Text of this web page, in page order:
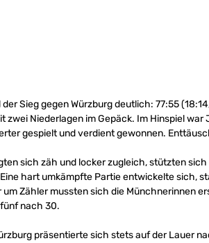
Sieg gegen Würzburg deutlich: 77:55
zwei Niederlagen im Gepäck. Im Hinspiel
gespielt und verdient gewonnen.
sich zäh und locker zugleich, stützten
hart umkämpfte Partie entwickelte sich,
Zähler mussten sich die Münchnerinnen
nach 30.
präsentierte sich stets auf der Lauer